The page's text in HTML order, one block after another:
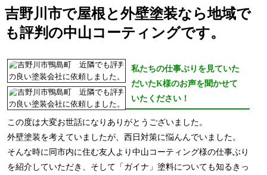
吉野川市で屋根と外壁塗装なら地域で
も評判の中山コーティングです。
私たちの仕事ぶりを見ていた
だいたK様のお声を聞かせて
いたください！
この度は大変お世話になりありがとうございました。
外壁塗装を考えていましたが、西日対策に悩んんでいました。
そんな時に同市内に住む友人より中山コーティング様の仕事ぶり
を紹介していただき、そして「ガイナ」塗料についても知るきっ